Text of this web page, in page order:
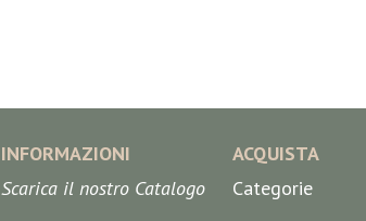
INFORMAZIONI
Scarica il nostro Catalogo
ACQUISTA
Categorie